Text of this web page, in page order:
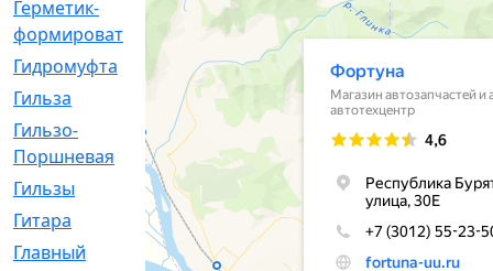
Герметик-
формирователь
[3]
Гидромуфта
[47]
Гильза
[56]
Гильзо-
Поршневая
[13]
Гильзы
[259]
Гитара
[7]
Главный
[29]